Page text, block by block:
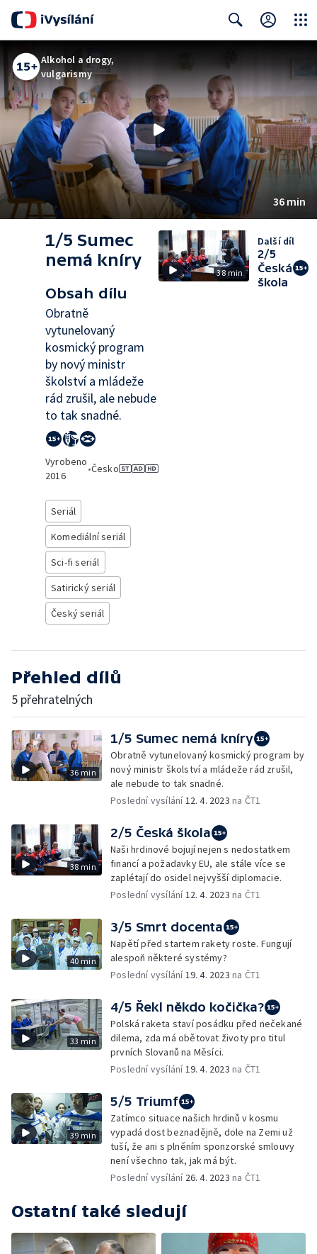
Alkohol a drogy,
vulgarismy
36 min
1/5 Sumec
nemá kníry
Obsah dílu
Obratně
vytunelovaný
kosmický program
by nový ministr
školství a mládeže
rád zrušil, ale nebude
to tak snadné.
Vyrobeno
2016
•Česko
Seriál
Komediální seriál
Sci-fi seriál
Satirický seriál
Český seriál
38 min
Další díl
2/5
Česká
škola
Přehled dílů
5 přehratelných
36 min
1/5 Sumec nemá kníry
Obratně vytunelovaný kosmický program by
nový ministr školství a mládeže rád zrušil,
ale nebude to tak snadné.
Poslední vysílání12. 4. 2023 na ČT1
38 min
2/5 Česká škola
Naši hrdinové bojují nejen s nedostatkem
financí a požadavky EU, ale stále více se
zaplétají do osidel nejvyšší diplomacie.
Poslední vysílání12. 4. 2023 na ČT1
40 min
3/5 Smrt docenta
Napětí před startem rakety roste. Fungují
alespoň některé systémy?
Poslední vysílání19. 4. 2023 na ČT1
33 min
4/5 Řekl někdo kočička?
Polská raketa staví posádku před nečekané
dilema, zda má obětovat životy pro titul
prvních Slovanů na Měsíci.
Poslední vysílání19. 4. 2023 na ČT1
39 min
5/5 Triumf
Zatímco situace našich hrdinů v kosmu
vypadá dost beznadějně, dole na Zemi už
tuší, že ani s plněním sponzorské smlouvy
není všechno tak, jak má být.
Poslední vysílání 26. 4. 2023 na ČT1
Ostatní také sledují